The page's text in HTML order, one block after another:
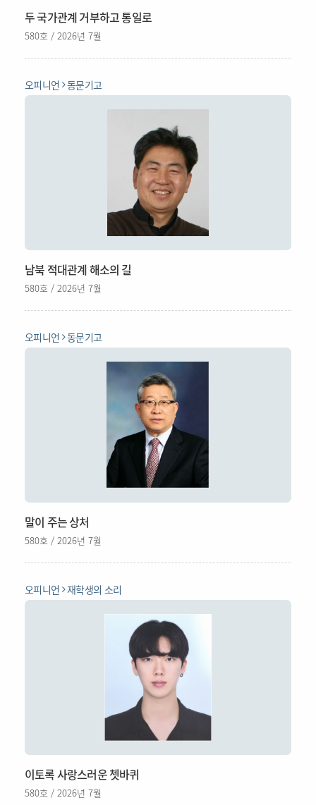
두 국가관계 거부하고 통일로
580호 / 2026년 7월
오피니언 동문기고
남북 적대관계 해소의 길
580호 / 2026년 7월
오피니언 동문기고
말이 주는 상처
580호 / 2026년 7월
오피니언 재학생의 소리
이토록 사랑스러운 쳇바퀴
580호 / 2026년 7월